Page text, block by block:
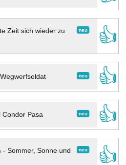
neu
Zeit sich wieder zu
👍
neu
Wegwerfsoldat
👍
neu
Condor Pasa
👍
neu
- Sommer, Sonne und
👍